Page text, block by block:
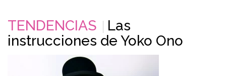
TENDENCIAS
Las
instrucciones de Yoko Ono